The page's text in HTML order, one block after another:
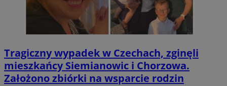
Tragiczny wypadek w Czechach, zginęli
mieszkańcy Siemianowic i Chorzowa.
Założono zbiórki na wsparcie rodzin